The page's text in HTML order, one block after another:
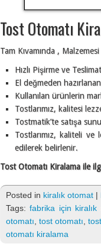
Tost Otomatı
Tam Kıvamında ,
Hızlı Pişirme ve
El değmeden
Kullanılan ürünlerin
Tostlarımız, kalitesi
Tostmatik’te satışa
Tostlarımız, kaliteli
edilerek belirlenir.
Tost Otomatı Kiralama ile
Posted in kiralık otomat |
Tags:fabrika için kiralık
otomatı ,tost otomatı ,
otomatı kiralama